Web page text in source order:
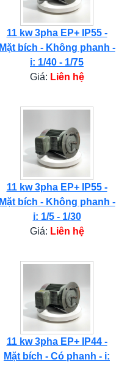
11 kw 3pha EP+ IP55 -
Mặt bích - Không phanh -
i: 1/40 - 1/75
Giá: Liên hệ
11 kw 3pha EP+ IP55 -
Mặt bích - Không phanh -
i: 1/5 - 1/30
Giá: Liên hệ
11 kw 3pha EP+ IP44 -
Mặt bích - Có phanh - i: